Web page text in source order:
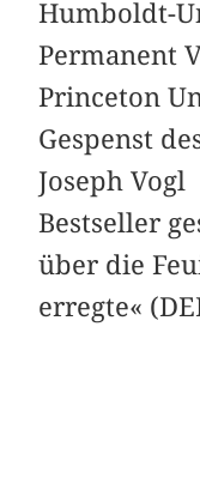
Humboldt-
Permanent
Princeton
Gespenst
Joseph
Bestseller
über die
erregte«